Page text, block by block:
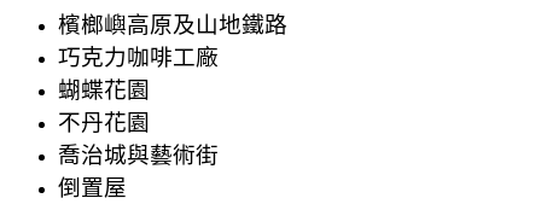
檳榔嶼高原及山地鐵路
巧克力咖啡工廠
蝴蝶花園
不丹花園
喬治城與藝術街
倒置屋